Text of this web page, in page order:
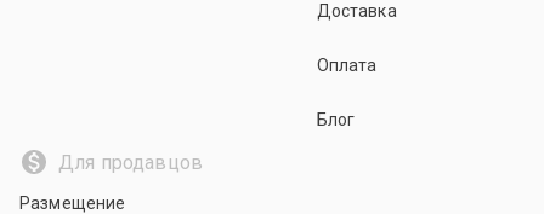
Доставка
Оплата
Блог
Для продавцов
Размещение